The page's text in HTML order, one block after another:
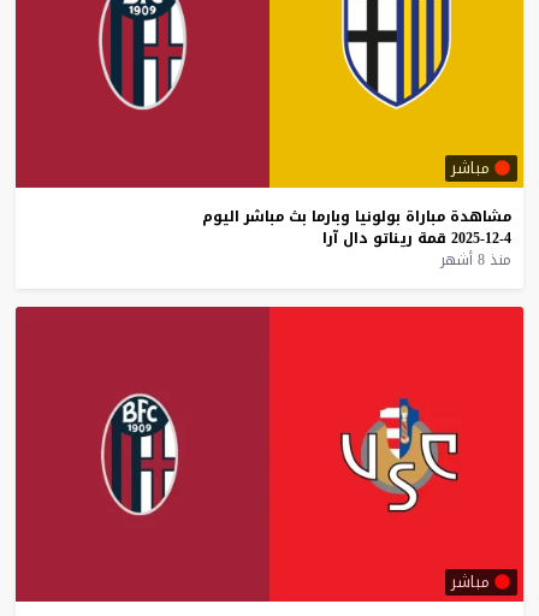
مباشر
مشاهدة مباراة بولونيا وبارما بث مباشر اليوم
4-12-2025
قمة ريناتو دال آرا
منذ 8 أشهر
مباشر